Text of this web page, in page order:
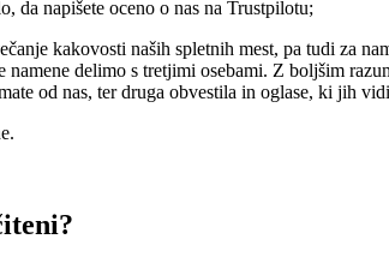
da napišete oceno o nas na Trustpilotu;
kakovosti naših spletnih mest, pa tudi za
namene delimo s tretjimi osebami. Z boljšim
od nas, ter druga obvestila in oglase, ki jih